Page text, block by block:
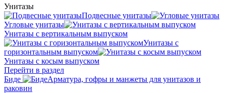
Унитазы
Подвесные унитазы
Угловые унитазы
Унитазы с вертикальным выпуском
Унитазы с
горизонтальным выпуском
Унитазы с косым выпуском
Перейти в раздел
Биде
Арматура, гофры и манжеты для унитазов и
раковин